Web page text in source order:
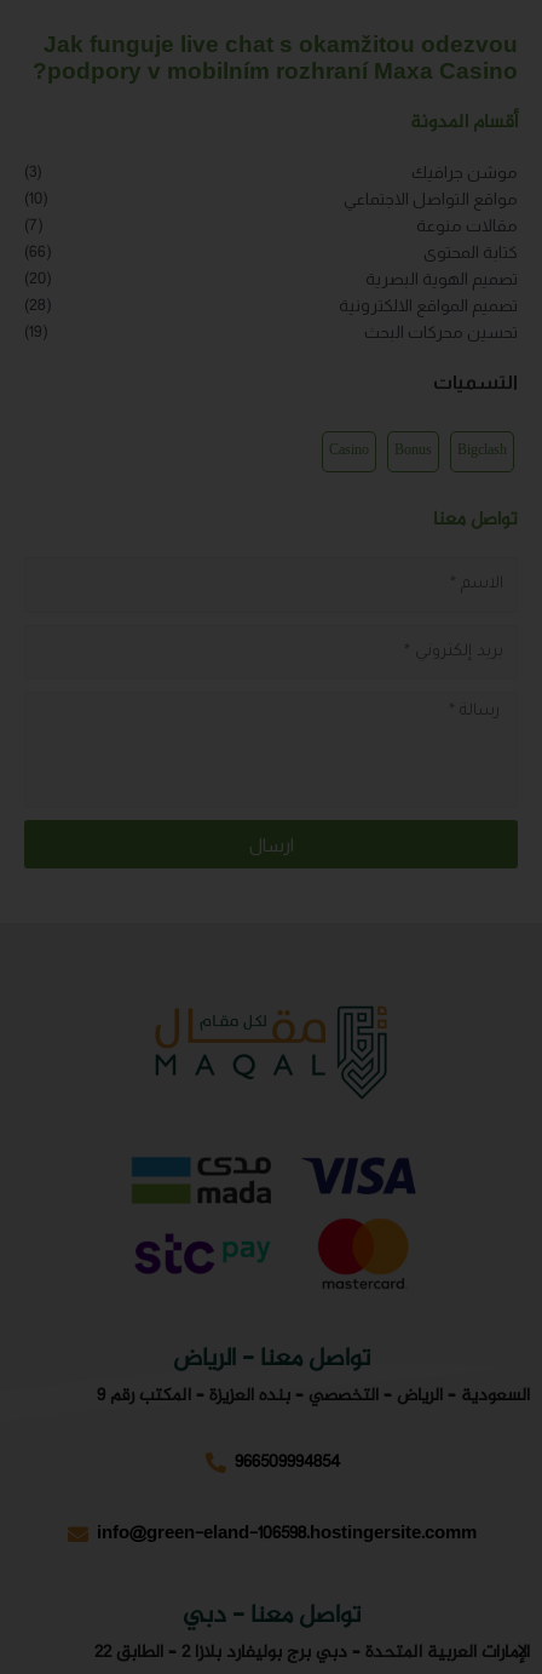
Jak funguje live chat s okamžitou odezvou
podpory v mobilním rozhraní Maxa Casino?
أقسام المدونة
تحسين محركات البحث (19)
تصميم المواقع الالكترونية (28)
تصميم الهوية البصرية (20)
كتابة المحتوى (66)
مقالات منوعة (7)
مواقع التواصل الاجتماعي (10)
موشن جرافيك (3)
التسميات
Bigclash
Bonus
Casino
تواصل معنا
ارسال
تواصل معنا - الرياض
السعودية – الرياض – التخصصي – بنده العزيزة – المكتب رقم 9
966509994854
info@green-eland-106598.hostingersite.comm
تواصل معنا - دبي
الإمارات العربية المتحدة – دبي برج بوليفارد بلازا 2 – الطابق 22